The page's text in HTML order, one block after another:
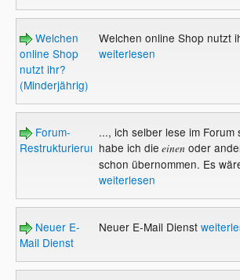
Welchen
online Shop
nutzt ihr?
(Minderjährig)
Welchen online Shop nutzt
weiterlesen
Forum-
Restrukturierung
..., ich selber lese im Forum
habe ich die einenoder
schon übernommen. Es
weiterlesen
Neuer E-
Mail Dienst
Neuer E-Mail Dienst